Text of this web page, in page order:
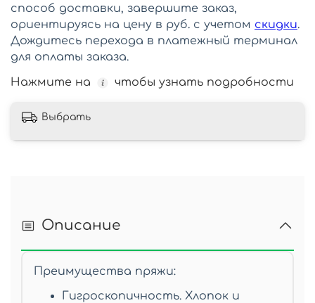
способ доставки, завершите заказ,
ориентируясь на цену в руб. с учетом скидки.
Дождитесь перехода в платежный терминал
для оплаты заказа.
Нажмите на
чтобы узнать подробности
Выбрать
Описание
Преимущества пряжи:
Гигроскопичность. Хлопок и